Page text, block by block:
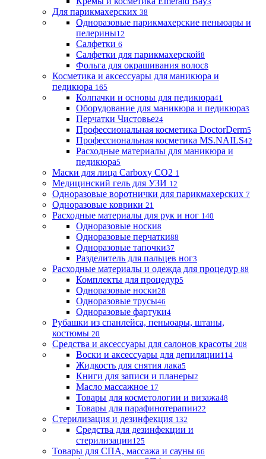
Для парикмахерских 38
Одноразовые парикмахерские пеньюары и
пелерины12
Салфетки 6
Салфетки для парикмахерской8
Фольга для окрашивания волос8
Косметика и аксессуары для маникюра и
педикюра 165
Колпачки и основы для педикюра41
Оборудование для маникюра и педикюра3
Перчатки Чистовье24
Профессиональная косметика DoctorDerm5
Профессиональная косметика MS.NAILS42
Расходные материалы для маникюра и
педикюра5
Маски для лица Carboxy CO2 1
Медицинский гель для УЗИ 12
Одноразовые воротнички для парикмахерских 7
Одноразовые коврики 21
Расходные материалы для рук и ног 140
Одноразовые носки8
Одноразовые перчатки88
Одноразовые тапочки37
Разделитель для пальцев ног3
Расходные материалы и одежда для процедур 88
Комплекты для процедур5
Одноразовые носки28
Одноразовые трусы46
Одноразовые фартуки4
Рубашки из спанлейса, пеньюары, штаны,
костюмы 20
Средства и аксессуары для салонов красоты 208
Воски и аксессуары для депиляции114
Жидкость для снятия лака5
Книги для записи и планеры2
Масло массажное 17
Товары для косметологии и визажа48
Товары для парафинотерапии22
Стерилизация и дезинфекция 132
Средства для дезинфекции и
стерилизации125
Товары для СПА, массажа и сауны 66